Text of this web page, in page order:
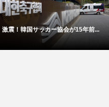
激震！韓国サッカー協会が15年前...